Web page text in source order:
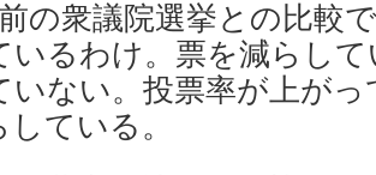
の衆議院選挙との比較
いるわけ。票を減らし
いない。投票率が上が
している。